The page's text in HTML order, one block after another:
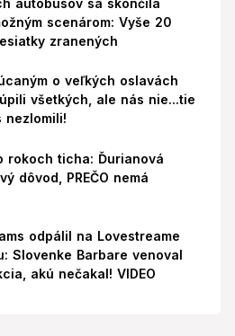
scenárom: Vyše 20
zranených
o veľkých oslavách
všetkých, ale nás nie...tie
nezlomili!
rokoch ticha: Ďurianová
dôvod, PREČO nemá
odpálil na Lovestreame
Slovenke Barbare venoval
akú nečakal! VIDEO